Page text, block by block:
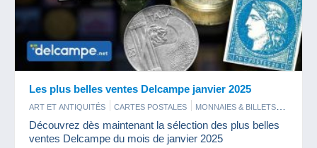
Les plus belles ventes Delcampe janvier 2025
ART ET ANTIQUITÉS CARTES POSTALES
MONNAIES & BILLETS
PHOTOGRAPHIE
TIMBRES
Découvrez dès maintenant la sélection des plus belles
ventes Delcampe du mois de janvier 2025